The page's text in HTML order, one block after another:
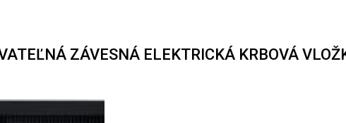
ZÁVESNÁ ELEKTRICKÁ KRBOVÁ